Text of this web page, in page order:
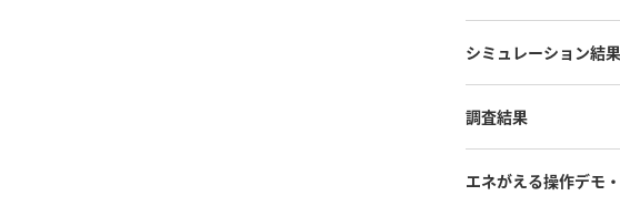
シミュレーション結果
調査結果
エネがえる操作デモ